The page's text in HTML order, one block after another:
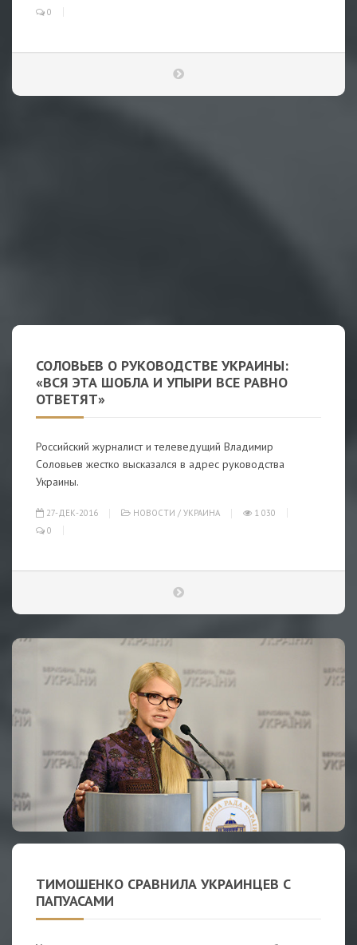
0
СОЛОВЬЕВ О РУКОВОДСТВЕ УКРАИНЫ:
«ВСЯ ЭТА ШОБЛА И УПЫРИ ВСЕ РАВНО
ОТВЕТЯТ»
Российский журналист и телеведущий Владимир
Соловьев жестко высказался в адрес руководства
Украины.
27-ДЕК-2016 НОВОСТИ / УКРАИНА
1 030
0
ТИМОШЕНКО СРАВНИЛА УКРАИНЦЕВ С
ПАПУАСАМИ